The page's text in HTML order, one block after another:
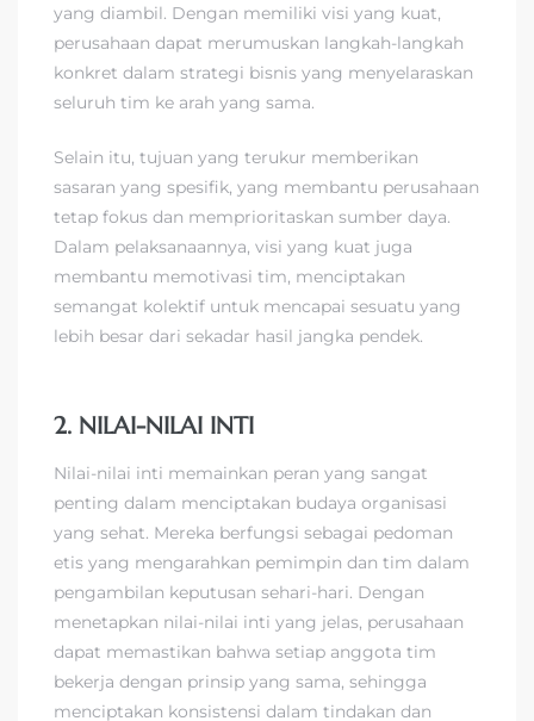
yang diambil. Dengan memiliki visi yang kuat,
perusahaan dapat merumuskan langkah-langkah
konkret dalam strategi bisnis yang menyelaraskan
seluruh tim ke arah yang sama.
Selain itu, tujuan yang terukur memberikan
sasaran yang spesifik, yang membantu perusahaan
tetap fokus dan memprioritaskan sumber daya.
Dalam pelaksanaannya, visi yang kuat juga
membantu memotivasi tim, menciptakan
semangat kolektif untuk mencapai sesuatu yang
lebih besar dari sekadar hasil jangka pendek.
2. NILAI-NILAI INTI
Nilai-nilai inti memainkan peran yang sangat
penting dalam menciptakan budaya organisasi
yang sehat. Mereka berfungsi sebagai pedoman
etis yang mengarahkan pemimpin dan tim dalam
pengambilan keputusan sehari-hari. Dengan
menetapkan nilai-nilai inti yang jelas, perusahaan
dapat memastikan bahwa setiap anggota tim
bekerja dengan prinsip yang sama, sehingga
menciptakan konsistensi dalam tindakan dan